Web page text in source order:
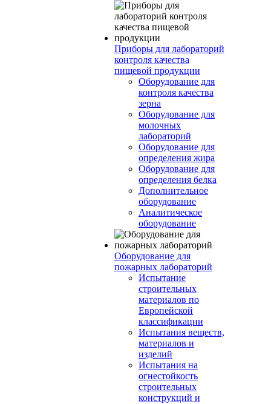
Приборы для лабораторий
контроля качества
пищевой продукции
Оборудование для
контроля качества
зерна
Оборудование для
молочных
лабораторий
Оборудование для
определения жира
Оборудование для
определения белка
Дополнительное
оборудование
Аналитическое
оборудование
Оборудование для
пожарных лабораторий
Испытание
строительных
материалов по
Европейской
классификации
Испытания веществ,
материалов и
изделий
Испытания на
огнестойкость
строительных
конструкций и